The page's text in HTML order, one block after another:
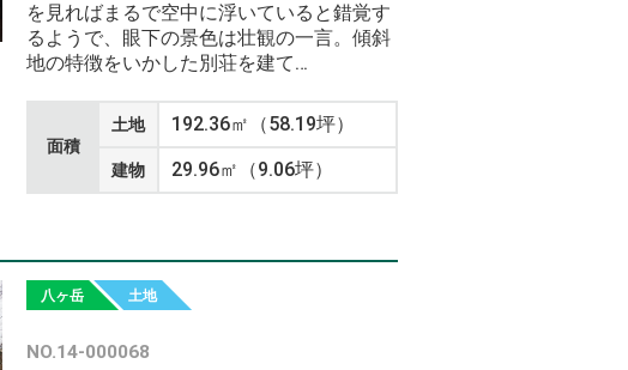
を見ればまるで空中に浮いていると錯覚す
るようで、眼下の景色は壮観の一言。傾斜
地の特徴をいかした別荘を建て…
面積
土地 192.36㎡（58.19坪）
建物 29.96㎡（9.06坪）
八ヶ岳 土地
NO.14-000068